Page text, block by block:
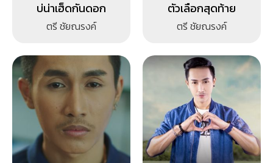
บ่น่าเฮ็ดกันดอก
ตรี ชัยณรงค์
ตัวเลือกสุดท้าย
ตรี ชัยณรงค์